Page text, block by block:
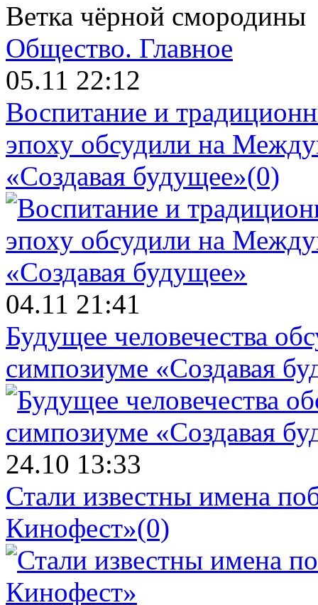
Ветка чёрной смородины
Общество. Главное
05.11 22:12
Воспитание и
эпоху обсудили на
«Создавая будущее»(0)
04.11 21:41
Будущее человечества
симпозиуме «Создавая
24.10 13:33
Стали известны имена
Кинофест»(0)